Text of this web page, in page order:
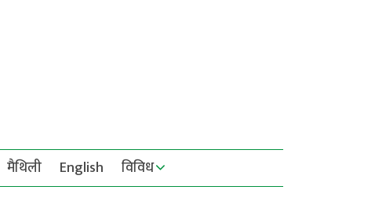
मैथिली English विविध